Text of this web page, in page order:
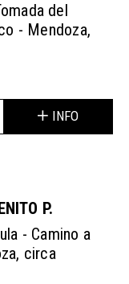
del
- Mendoza,
INFO
P.
- Camino a
circa